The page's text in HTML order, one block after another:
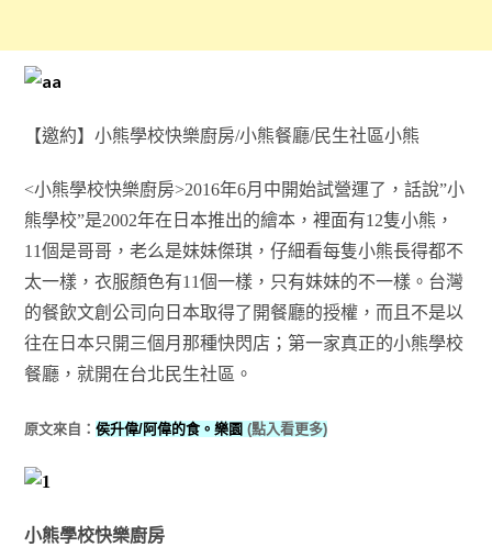
【邀約】小熊學校快樂廚房/小熊餐廳/民生社區小熊
<小熊學校快樂廚房>2016年6月中開始試營運了，話說”小
熊學校”是2002年在日本推出的繪本，裡面有12隻小熊，
11個是哥哥，老么是妹妹傑琪，仔細看每隻小熊長得都不
太一樣，衣服顏色有11個一樣，只有妹妹的不一樣。台灣
的餐飲文創公司向日本取得了開餐廳的授權，而且不是以
往在日本只開三個月那種快閃店；第一家真正的小熊學校
餐廳，就開在台北民生社區。
原文來自： 侯升偉/阿偉的食。樂園 (點入看更多)
小熊學校快樂廚房